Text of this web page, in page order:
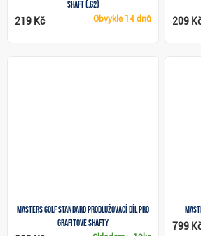
shaft (.62)
Obvykle 14 dnů
219 Kč 209
Masters Golf Standard prodlužovací díl pro
grafitové shafty
799